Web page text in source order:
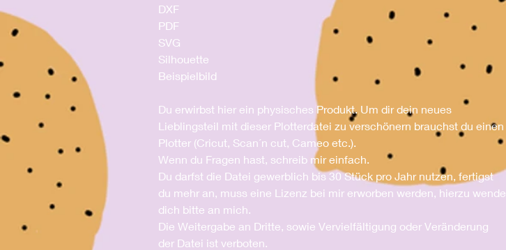
DXF
PDF
SVG
Silhouette
Beispielbild
Du erwirbst hier ein physisches Produkt. Um dir dein neues
Lieblingsteil mit dieser Plotterdatei zu verschönern brauchst du einen
Plotter (Cricut, Scan´n cut, Cameo etc.).
Wenn du Fragen hast, schreib mir einfach.
Du darfst die Datei gewerblich bis 30 Stück pro Jahr nutzen, fertigst
du mehr an, muss eine Lizenz bei mir erworben werden, hierzu wende
dich bitte an mich.
Die Weitergabe an Dritte, sowie Vervielfältigung oder Veränderung
der Datei ist verboten.